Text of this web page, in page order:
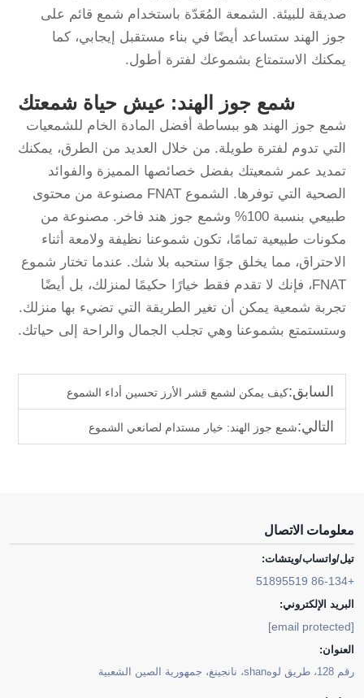
صديقة للبيئة. الشمعة المُعَدّة باستخدام شمع قائم على
جوز الهند ستساعد أيضًا في بناء مستقبل إيجابي، كما
يمكنك الاستمتاع بشموعك لفترة أطول.
شمع جوز الهند: عيش حياة شمعتك
شمع جوز الهند هو ببساطة أفضل المادة الخام للشمعيات
التي تدوم لفترة طويلة. من خلال العديد من الطرق، يمكنك
تمديد عمر شمعيتك بفضل خصائصها المميزة والفوائد
الصحية التي توفرها. الشموع FNAT مصنوعة من محتوى
طبيعي بنسبة 100% وشمع جوز هند فاخر. مصنوعة من
مكونات طبيعية تمامًا، تكون شموعنا نظيفة ولامعة أثناء
الاحتراق، مما يخلق جوًا ستحبه بلا شك. عندما تختار شموع
FNAT، فإنك لا تقدم فقط خيارًا حكيمًا لمنزلك، بل أيضًا
تجربة شمعية يمكن أن تغير الطريقة التي تضيء بها منزلك.
وستستمتع بشموعنا وهي تجلب الجمال والراحة إلى حياتك.
السابق:كيف يمكن لشمع قشر الأرز تحسين أداء الشموع
التالي:شمع جوز الهند: خيار مستدام لصانعي الشموع
معلومات الاتصال
تيل/واتساب/ويتشات:
+86-134 51895519
البريد الإلكتروني:
[email protected]
العنوان:
رقم 128، طريق لوهshan، نانجينغ، جمهورية الصين الشعبية